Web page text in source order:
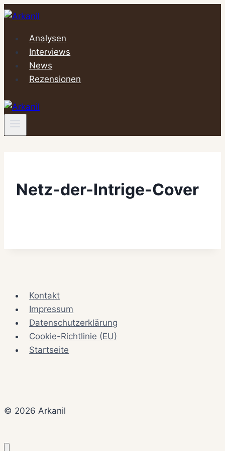
Zum
springenAnalysen
Interviews
News
Rezensionen
Netz-der-Intrige-Cover
Kontakt
Impressum
Datenschutzerklärung
Cookie-Richtlinie (EU)
Startseite
© 2026 Arkanil